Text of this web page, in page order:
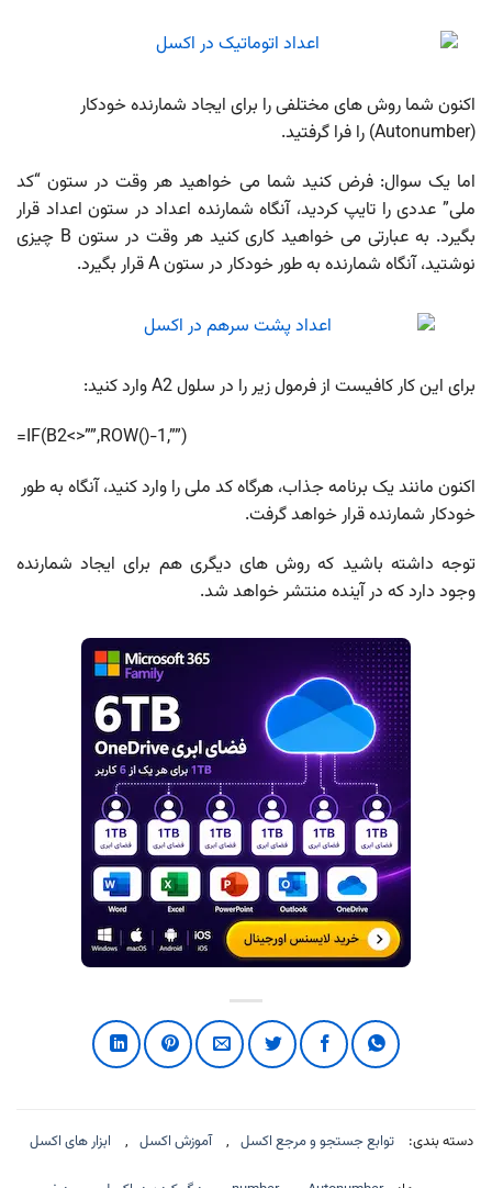
اکنون شما روش های مختلفی را برای ایجاد شمارنده خودکار
(Autonumber) را فرا گرفتید.
اما یک سوال: فرض کنید شما می خواهید هر وقت در ستون “کد
ملی” عددی را تایپ کردید، آنگاه شمارنده اعداد در ستون اعداد قرار
بگیرد. به عبارتی می خواهید کاری کنید هر وقت در ستون B چیزی
نوشتید، آنگاه شمارنده به طور خودکار در ستون A قرار بگیرد.
برای این کار کافیست از فرمول زیر را در سلول A2 وارد کنید:
=IF(B2<>””,ROW()-1,””)
اکنون مانند یک برنامه جذاب، هرگاه کد ملی را وارد کنید، آنگاه به طور
خودکار شمارنده قرار خواهد گرفت.
توجه داشته باشید که روش های دیگری هم برای ایجاد شمارنده
وجود دارد که در آینده منتشر خواهد شد.
دسته بندی: توابع جستجو و مرجع اکسل , آموزش اکسل , ابزار های اکسل